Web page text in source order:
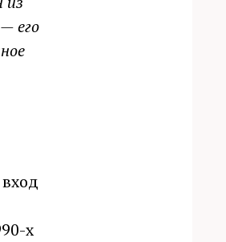
— его
х